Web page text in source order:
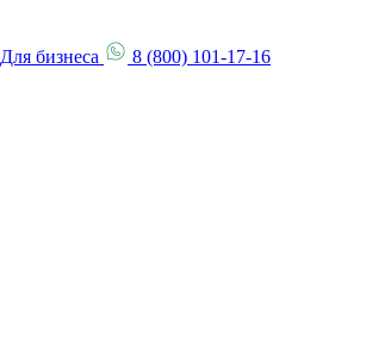
Для бизнеса 8 (800) 101-17-16